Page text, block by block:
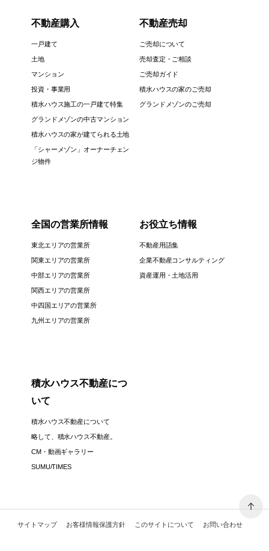
不動産購入
一戸建て
土地
マンション
投資・事業用
積水ハウス施工の一戸建て特集
グランドメゾンの中古マンション
積水ハウスの家が建てられる土地
「シャーメゾン」オーナーチェン
ジ物件
不動産売却
ご売却について
売却査定・ご相談
ご売却ガイド
積水ハウスの家のご売却
グランドメゾンのご売却
全国の営業所情報
東北エリアの営業所
関東エリアの営業所
中部エリアの営業所
関西エリアの営業所
中四国エリアの営業所
九州エリアの営業所
お役立ち情報
不動産用語集
企業不動産コンサルティング
資産運用・土地活用
積水ハウス不動産につ
いて
積水ハウス不動産について
略して、積水ハウス不動産。
CM・動画ギャラリー
SUMU/TIMES
サイトマップ お客様情報保護方針 このサイトについて お問い合わせ